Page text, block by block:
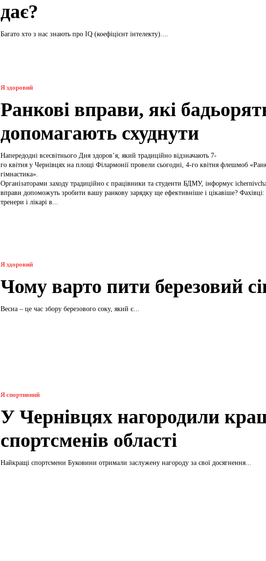
дає?
Багато хто з нас знають про IQ (коефіцієнт інтелекту)....
Я здоровий
Ранкові вправи, які
допомагають схуднути
Напередодні всесвітнього Дня здоров’я, який традиційно відзначають 7-
го квітня у Чернівцях на площі Філармонії провели сьогодні, 4-го квітня флешмоб
гімнастика».
Організаторами заходу традиційно є працівники та студенти БДМУ, інформує
вправи допоможуть зробити вашу ранкову зарядку ще ефективніше і цікавіше? Фахівці:
тренери і лікарі в...
Я здоровий
Чому варто пити березовий
Весна – це час збору березового соку, який є...
Я спортивний
У Чернівцях нагородили
спортсменів області
Найкращі спортсмени Буковини отримали заслужену нагороду за свої досягнення...